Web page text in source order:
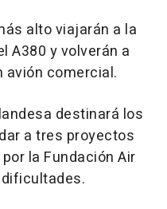
alto viajarán a la
A380 y volverán a
avión comercial.
destinará los
a tres proyectos
la Fundación Air